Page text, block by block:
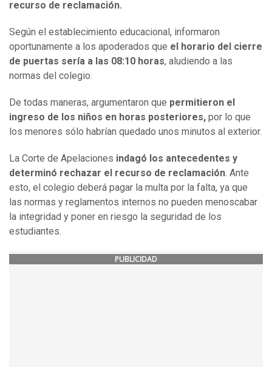
recurso de reclamación.
Según el establecimiento educacional, informaron
oportunamente a los apoderados que el horario del cierre
de puertas sería a las 08:10 horas, aludiendo a las
normas del colegio.
De todas maneras, argumentaron que permitieron el
ingreso de los niños en horas posteriores, por lo que
los menores sólo habrían quedado unos minutos al exterior.
La Corte de Apelaciones indagó los antecedentes y
determinó rechazar el recurso de reclamación. Ante
esto, el colegio deberá pagar la multa por la falta, ya que
las normas y reglamentos internos no pueden menoscabar
la integridad y poner en riesgo la seguridad de los
estudiantes.
PUBLICIDAD